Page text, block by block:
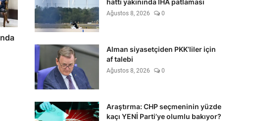
hattı yakınında İHA patlaması
Ağustos 8, 2026 0
Alman siyasetçiden PKK’liler için
af talebi
Ağustos 8, 2026 0
Araştırma: CHP seçmeninin yüzde
kaçı YENİ Parti’ye olumlu bakıyor?